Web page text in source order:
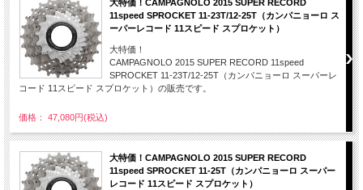
大特価！CAMPAGNOLO 2015 SUPER RECORD
11speed SPROCKET 11-23T/12-25T（カンパニョーロ ス
ーパーレコード 11スピード スプロケット）
大特価！
CAMPAGNOLO 2015 SUPER RECORD 11speed
SPROCKET 11-23T/12-25T（カンパニョーロ スーパーレ
コード 11スピード スプロケット）の販売です。
価格： 47,080円(税込)
大特価！CAMPAGNOLO 2015 SUPER RECORD
11speed SPROCKET 11-25T（カンパニョーロ スーパー
レコード 11スピード スプロケット）